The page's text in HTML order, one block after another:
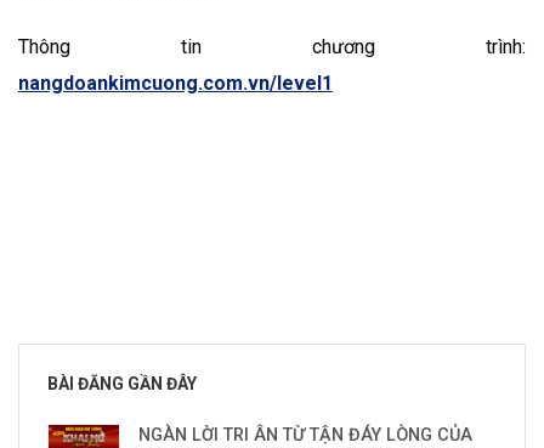
Thông tin chương trình:
nangdoankimcuong.com.vn/level1
BÀI ĐĂNG GẦN ĐÂY
NGÀN LỜI TRI ÂN TỪ TẬN ĐÁY LÒNG CỦA